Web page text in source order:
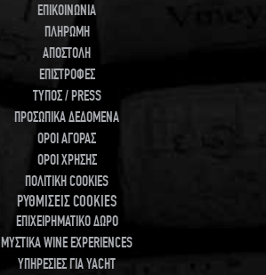
ΕΠΙΚΟΙΝΩΝΙΑ
ΠΛΗΡΩΜΗ
ΑΠΟΣΤΟΛΗ
ΕΠΙΣΤΡΟΦΕΣ
ΤΥΠΟΣ / PRESS
ΠΡΟΣΩΠΙΚΑ ΔΕΔΟΜΕΝΑ
ΟΡΟΙ ΑΓΟΡΑΣ
ΟΡΟΙ ΧΡΗΣΗΣ
ΠΟΛΙΤΙΚΗ COOKIES
ΡΥΘΜΙΣΕΙΣ COOKIES
ΕΠΙΧΕΙΡΗΜΑΤΙΚΟ ΔΩΡΟ
ΜΥΣΤΙΚΑ WINE EXPERIENCES
ΥΠΗΡΕΣΙΕΣ ΓΙΑ YACHT